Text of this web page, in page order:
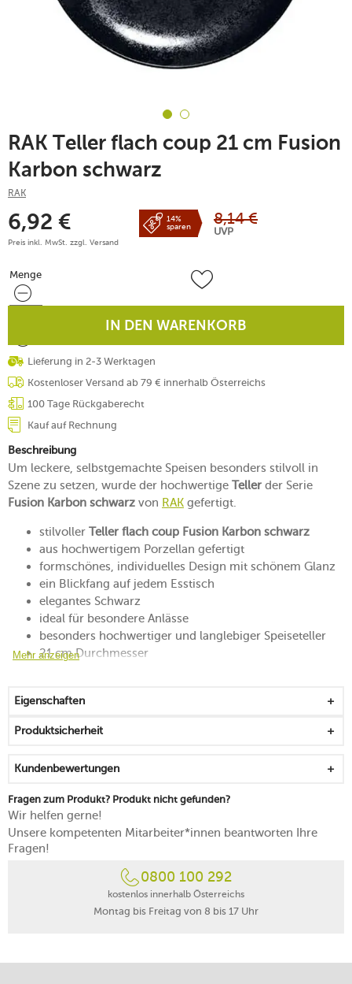
RAK Teller flach coup 21 cm Fusion
Karbon schwarz
RAK
6,92 €
Preis inkl. MwSt. zzgl. Versand
14%
sparen
8,14 €
UVP
Menge
Menge
IN DEN WARENKORB
Lieferung in 2-3 Werktagen
Kostenloser Versand ab 79 € innerhalb Österreichs
100 Tage Rückgaberecht
Kauf auf Rechnung
Beschreibung
Um leckere, selbstgemachte Speisen besonders stilvoll in
Szene zu setzen, wurde der hochwertige Teller der Serie
Fusion Karbon schwarz von RAK gefertigt.
stilvoller Teller flach coup Fusion Karbon schwarz
aus hochwertigem Porzellan gefertigt
formschönes, individuelles Design mit schönem Glanz
ein Blickfang auf jedem Esstisch
elegantes Schwarz
ideal für besondere Anlässe
besonders hochwertiger und langlebiger Speiseteller
21 cm Durchmesser
in verschiedenen Ausführungen erhältlich
ideal in Kombination mit weiteren Artikeln von
Mehr anzeigen
Eigenschaften
Produktsicherheit
Kundenbewertungen
Fragen zum Produkt? Produkt nicht gefunden?
Wir helfen gerne!
Unsere kompetenten Mitarbeiter*innen beantworten Ihre
Fragen!
0800 100 292
kostenlos innerhalb Österreichs
Montag bis Freitag von 8 bis 17 Uhr